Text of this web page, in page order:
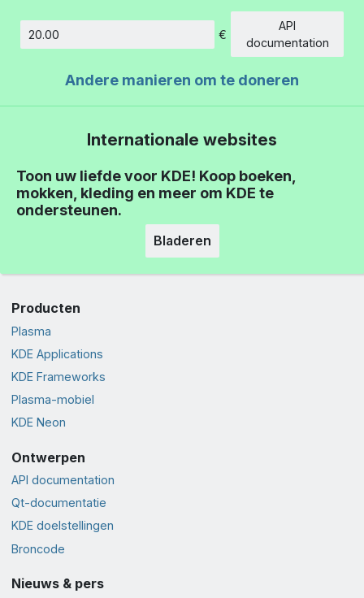
Hoeveelheid
€
API
documentation
Andere manieren om te doneren
Internationale websites
Toon uw liefde voor KDE! Koop boeken,
mokken, kleding en meer om KDE te
ondersteunen.
Bladeren
Producten
Plasma
KDE Applications
KDE Frameworks
Plasma-mobiel
KDE Neon
Ontwerpen
API documentation
Qt-documentatie
KDE doelstellingen
Broncode
Nieuws & pers